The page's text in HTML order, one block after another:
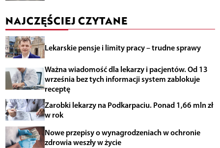
NAJCZĘŚCIEJ CZYTANE
Lekarskie pensje i limity pracy – trudne sprawy
Ważna wiadomość dla lekarzy i pacjentów. Od 13
września bez tych informacji system zablokuje
receptę
Zarobki lekarzy na Podkarpaciu. Ponad 1,66 mln zł
w rok
Nowe przepisy o wynagrodzeniach w ochronie
zdrowia weszły w życie